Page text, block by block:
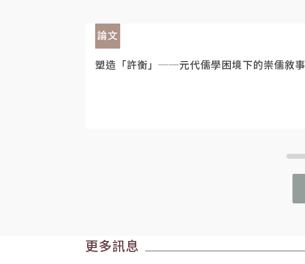
論文
塑造「許衡」──元代儒學困境下的崇儒敘事
更多訊息